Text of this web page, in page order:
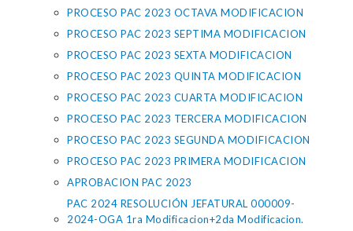
PROCESO PAC 2023 OCTAVA MODIFICACION
PROCESO PAC 2023 SEPTIMA MODIFICACION
PROCESO PAC 2023 SEXTA MODIFICACION
PROCESO PAC 2023 QUINTA MODIFICACION
PROCESO PAC 2023 CUARTA MODIFICACION
PROCESO PAC 2023 TERCERA MODIFICACION
PROCESO PAC 2023 SEGUNDA MODIFICACION
PROCESO PAC 2023 PRIMERA MODIFICACION
APROBACION PAC 2023
PAC 2024 RESOLUCIÓN JEFATURAL 000009-
2024-OGA 1ra Modificacion+2da Modificacion.